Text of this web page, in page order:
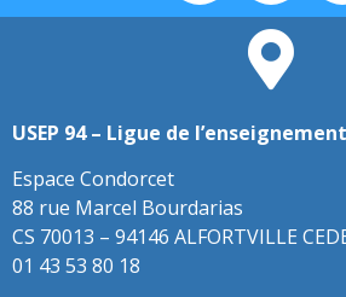
USEP 94 – Ligue de
Espace Condorcet
88 rue Marcel Bourdarias
CS 70013 – 94146 ALFORTVILLE
01 43 53 80 18